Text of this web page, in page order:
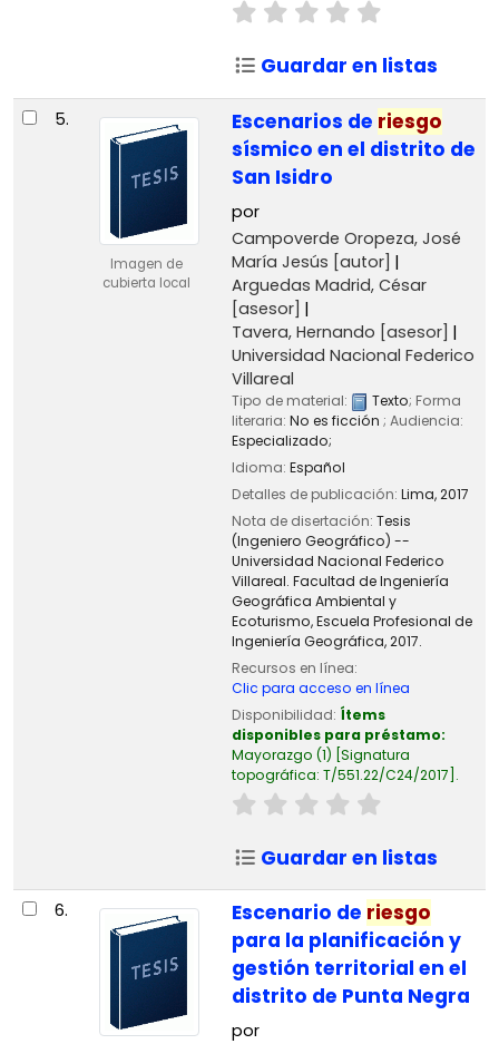
Guardar en listas
5.
Imagen de
cubierta local
Escenarios de riesgo
sísmico en el distrito de
San Isidro
por
Campoverde Oropeza, José
María Jesús [autor]
Arguedas Madrid, César
[asesor]
Tavera, Hernando [asesor]
Universidad Nacional Federico
Villareal
Tipo de material: Texto; Forma
literaria: No es ficción ; Audiencia:
Especializado;
Idioma: Español
Detalles de publicación: Lima,2017
Nota de disertación: Tesis
(Ingeniero Geográfico) --
Universidad Nacional Federico
Villareal. Facultad de Ingeniería
Geográfica Ambiental y
Ecoturismo, Escuela Profesional de
Ingeniería Geográfica, 2017.
Recursos en línea:
Clic para acceso en línea
Disponibilidad: Ítems
disponibles para préstamo:
Mayorazgo (1) Signatura
topográfica: T/551.22/C24/2017 .
Guardar en listas
6. Escenario de riesgo
para la planificación y
gestión territorial en el
distrito de Punta Negra
por